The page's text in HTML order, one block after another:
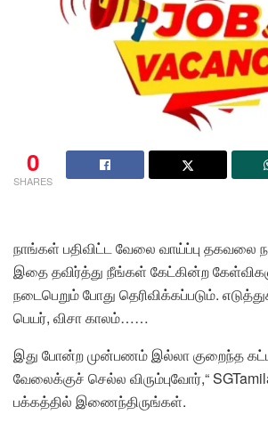
0
SHARES
நாங்கள் பதிவிட்ட வேலை வாய்ப்பு தகவலை
இதை தவிர்த்து நீங்கள் கேட்கின்ற
நடைபெறும் போது தெரிவிக்கப்படும்.
பெயர், விசா காலம்……
இது போன்ற முன்பணம் இல்லா குறைந்த
வேலைக்குச் செல்ல விரும்புவோர்,“
பக்கத்தில் இணைந்திருங்கள்.